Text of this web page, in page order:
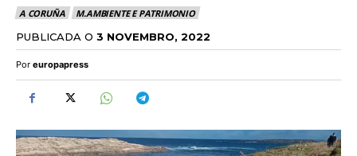
A CORUÑA M.AMBIENTE E PATRIMONIO
PUBLICADA O 3 NOVEMBRO, 2022
Por europapress